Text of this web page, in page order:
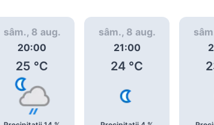
sâm., 8 aug.
20:00
25 °C
sâm., 8 aug.
21:00
24 °C